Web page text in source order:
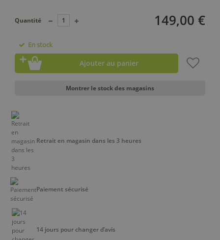
149,00 €
Quantité
En stock
Ajouter au panier
Montrer le stock des magasins
Retrait en magasin dans les 3 heures
Paiement sécurisé
14 jours pour changer d’avis